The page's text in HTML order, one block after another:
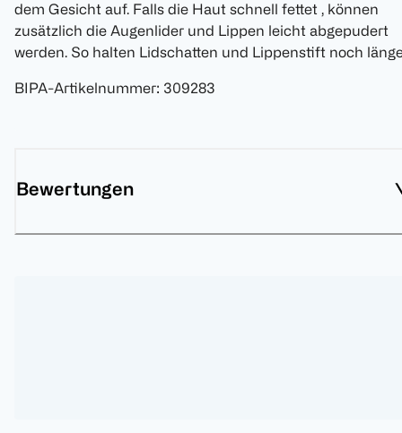
dem Gesicht auf. Falls die Haut schnell fettet , können
zusätzlich die Augenlider und Lippen leicht abgepudert
werden. So halten Lidschatten und Lippenstift noch
BIPA-Artikelnummer: 309283
Bewertungen